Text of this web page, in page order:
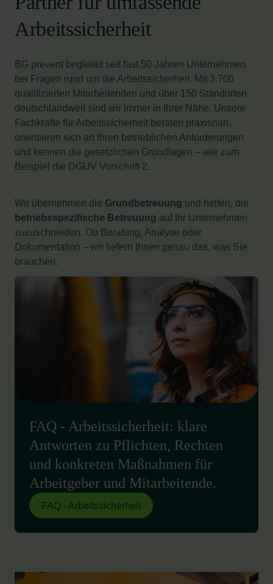
Arbeitssicherheit
BG prevent begleitet seit fast 50 Jahren Unternehmen
bei Fragen rund um die Arbeitssicherheit. Mit 3.700
qualifizierten Mitarbeitenden und über 150 Standorten
deutschlandweit sind wir immer in Ihrer Nähe. Unsere
Fachkräfte für Arbeitssicherheit beraten praxisnah,
orientieren sich an Ihren betrieblichen Anforderungen
und kennen die gesetzlichen Grundlagen – wie zum
Beispiel die DGUV Vorschrift 2.
Wir übernehmen die Grundbetreuung und helfen, die
betriebsspezifische Betreuung auf Ihr Unternehmen
zuzuschneiden. Ob Beratung, Analyse oder
Dokumentation – wir liefern Ihnen genau das, was Sie
brauchen.
FAQ - Arbeitssicherheit: klare
Antworten zu Pflichten, Rechten
und konkreten Maßnahmen für
Arbeitgeber und Mitarbeitende.
FAQ - Arbeitssicherheit